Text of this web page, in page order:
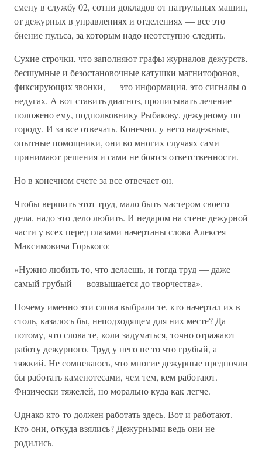
смену в службу 02, сотни докладов от патрульных машин,
от дежурных в управлениях и отделениях — все это
биение пульса, за которым надо неотступно следить.
Сухие строчки, что заполняют графы журналов дежурств,
бесшумные и безостановочные катушки магнитофонов,
фиксирующих звонки, — это информация, это сигналы о
недугах. А вот ставить диагноз, прописывать лечение
положено ему, подполковнику Рыбакову, дежурному по
городу. И за все отвечать. Конечно, у него надежные,
опытные помощники, они во многих случаях сами
принимают решения и сами не боятся ответственности.
Но в конечном счете за все отвечает он.
Чтобы вершить этот труд, мало быть мастером своего
дела, надо это дело любить. И недаром на стене дежурной
части у всех перед глазами начертаны слова Алексея
Максимовича Горького:
«Нужно любить то, что делаешь, и тогда труд — даже
самый грубый — возвышается до творчества».
Почему именно эти слова выбрали те, кто начертал их в
столь, казалось бы, неподходящем для них месте? Да
потому, что слова те, коли задуматься, точно отражают
работу дежурного. Труд у него не то что грубый, а
тяжкий. Не сомневаюсь, что многие дежурные предпочли
бы работать каменотесами, чем тем, кем работают.
Физически тяжелей, но морально куда как легче.
Однако кто-то должен работать здесь. Вот и работают.
Кто они, откуда взялись? Дежурными ведь они не
родились.